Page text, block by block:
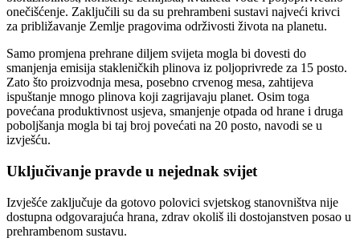
onečišćenje. Zaključili su da su prehrambeni sustavi najveći krivci
za približavanje Zemlje pragovima održivosti života na planetu.
Samo promjena prehrane diljem svijeta mogla bi dovesti do
smanjenja emisija stakleničkih plinova iz poljoprivrede za 15 posto.
Zato što proizvodnja mesa, posebno crvenog mesa, zahtijeva
ispuštanje mnogo plinova koji zagrijavaju planet. Osim toga
povećana produktivnost usjeva, smanjenje otpada od hrane i druga
poboljšanja mogla bi taj broj povećati na 20 posto, navodi se u
izvješću.
Uključivanje pravde u nejednak svijet
Izvješće zaključuje da gotovo polovici svjetskog stanovništva nije
dostupna odgovarajuća hrana, zdrav okoliš ili dostojanstven posao u
prehrambenom sustavu.